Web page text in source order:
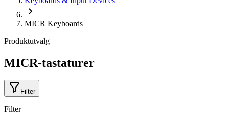
MICR Keyboards
Produktutvalg
MICR-tastaturer
Filter
Filter